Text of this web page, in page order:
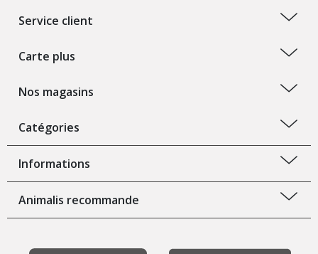
Service client
Carte plus
Nos magasins
Catégories
Informations
Animalis recommande